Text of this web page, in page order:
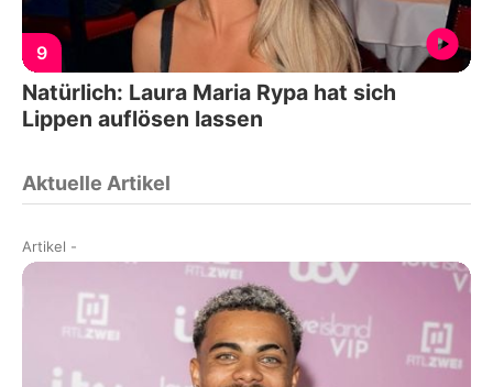
9
Natürlich: Laura Maria Rypa hat sich
Lippen auflösen lassen
Aktuelle Artikel
Artikel -